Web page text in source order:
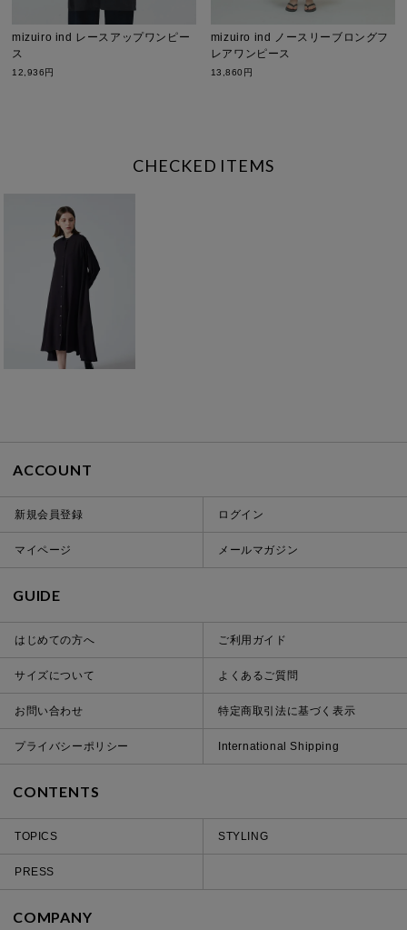
mizuiro ind レースアップワンピー
ス
12,936円
mizuiro ind ノースリーブロングフ
レアワンピース
13,860円
CHECKED ITEMS
ACCOUNT
新規会員登録 ログイン
マイページ メールマガジン
GUIDE
はじめての方へ ご利用ガイド
サイズについて よくあるご質問
お問い合わせ 特定商取引法に基づく表示
プライバシーポリシー International Shipping
CONTENTS
TOPICS STYLING
PRESS
COMPANY